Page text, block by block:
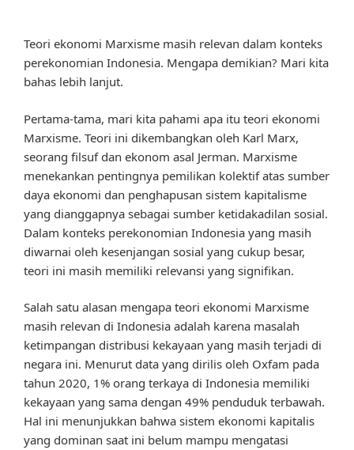
Teori ekonomi Marxisme masih relevan dalam konteks
perekonomian Indonesia. Mengapa demikian? Mari kita
bahas lebih lanjut.
Pertama-tama, mari kita pahami apa itu teori ekonomi
Marxisme. Teori ini dikembangkan oleh Karl Marx,
seorang filsuf dan ekonom asal Jerman. Marxisme
menekankan pentingnya pemilikan kolektif atas sumber
daya ekonomi dan penghapusan sistem kapitalisme
yang dianggapnya sebagai sumber ketidakadilan sosial.
Dalam konteks perekonomian Indonesia yang masih
diwarnai oleh kesenjangan sosial yang cukup besar,
teori ini masih memiliki relevansi yang signifikan.
Salah satu alasan mengapa teori ekonomi Marxisme
masih relevan di Indonesia adalah karena masalah
ketimpangan distribusi kekayaan yang masih terjadi di
negara ini. Menurut data yang dirilis oleh Oxfam pada
tahun 2020, 1% orang terkaya di Indonesia memiliki
kekayaan yang sama dengan 49% penduduk terbawah.
Hal ini menunjukkan bahwa sistem ekonomi kapitalis
yang dominan saat ini belum mampu mengatasi